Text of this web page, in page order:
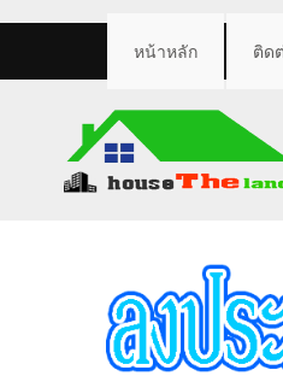
หน้าหลัก ติด